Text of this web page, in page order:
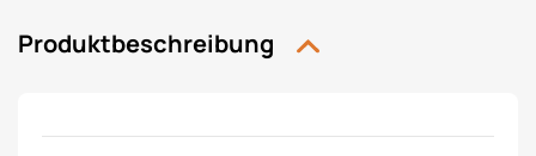
Produktbeschreibung